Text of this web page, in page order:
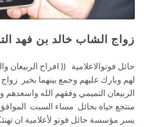
زواج الشاب خالد بن فهد
حائل فوتوالاعلامية (( افراح الربيعان
لهم وبارك عليهم وجمع بينهما بخير
الربيعان التميمي وفقهم الله
يسر مؤسسة حائل فوتو لأعلامية ان